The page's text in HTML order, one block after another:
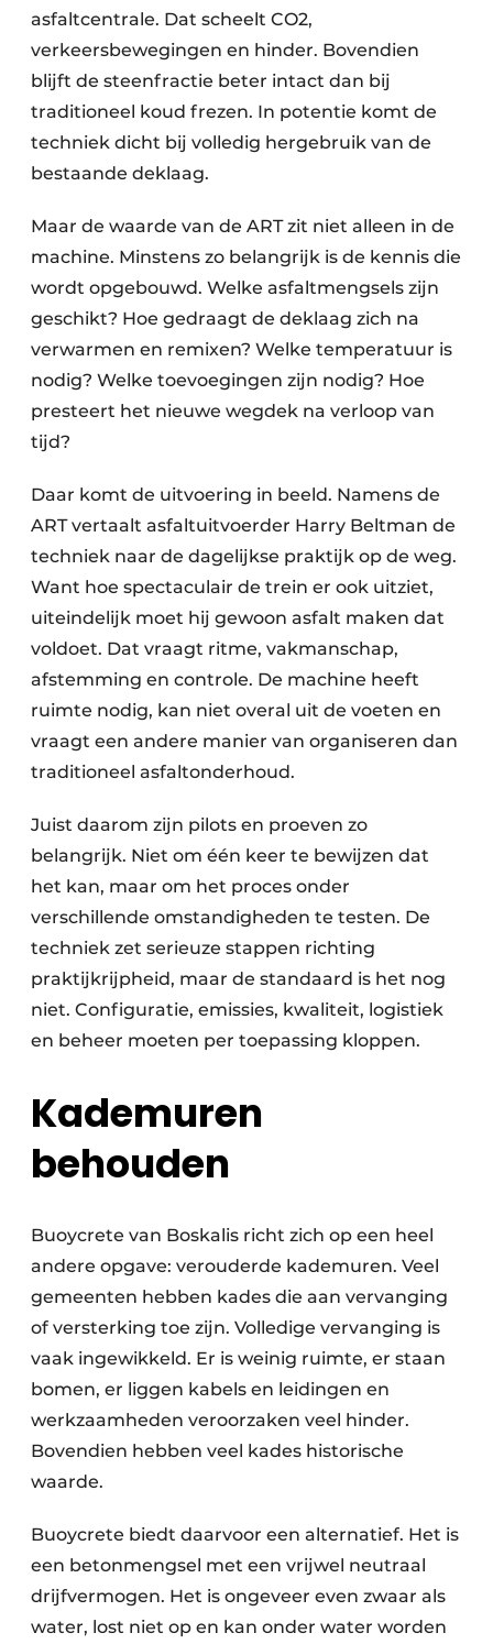
asfaltcentrale. Dat scheelt CO2,
verkeersbewegingen en hinder. Bovendien
blijft de steenfractie beter intact dan bij
traditioneel koud frezen. In potentie komt de
techniek dicht bij volledig hergebruik van de
bestaande deklaag.
Maar de waarde van de ART zit niet alleen in de
machine. Minstens zo belangrijk is de kennis die
wordt opgebouwd. Welke asfaltmengsels zijn
geschikt? Hoe gedraagt de deklaag zich na
verwarmen en remixen? Welke temperatuur is
nodig? Welke toevoegingen zijn nodig? Hoe
presteert het nieuwe wegdek na verloop van
tijd?
Daar komt de uitvoering in beeld. Namens de
ART vertaalt asfaltuitvoerder Harry Beltman de
techniek naar de dagelijkse praktijk op de weg.
Want hoe spectaculair de trein er ook uitziet,
uiteindelijk moet hij gewoon asfalt maken dat
voldoet. Dat vraagt ritme, vakmanschap,
afstemming en controle. De machine heeft
ruimte nodig, kan niet overal uit de voeten en
vraagt een andere manier van organiseren dan
traditioneel asfaltonderhoud.
Juist daarom zijn pilots en proeven zo
belangrijk. Niet om één keer te bewijzen dat
het kan, maar om het proces onder
verschillende omstandigheden te testen. De
techniek zet serieuze stappen richting
praktijkrijpheid, maar de standaard is het nog
niet. Configuratie, emissies, kwaliteit, logistiek
en beheer moeten per toepassing kloppen.
Kademuren
behouden
Buoycrete van Boskalis richt zich op een heel
andere opgave: verouderde kademuren. Veel
gemeenten hebben kades die aan vervanging
of versterking toe zijn. Volledige vervanging is
vaak ingewikkeld. Er is weinig ruimte, er staan
bomen, er liggen kabels en leidingen en
werkzaamheden veroorzaken veel hinder.
Bovendien hebben veel kades historische
waarde.
Buoycrete biedt daarvoor een alternatief. Het is
een betonmengsel met een vrijwel neutraal
drijfvermogen. Het is ongeveer even zwaar als
water, lost niet op en kan onder water worden